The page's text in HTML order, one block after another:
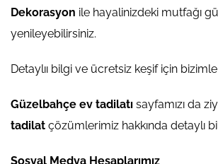
Dekorasyon ile hayalinizdeki mutfağı
yenileyebilirsiniz.
Detaylıı bilgi ve ücretsiz keşif için bizimle
Güzelbahçe ev tadilatı sayfamızı da
tadilat çözümlerimiz hakkında detaylı
Sosyal Medya Hesaplarımız